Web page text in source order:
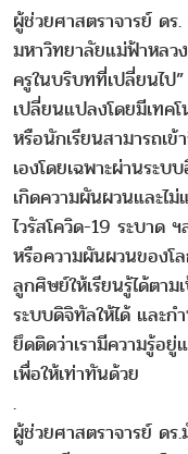
ผู้ช่วยศาสตราจารย์ ด
มหาวิทยาลัยแม่ฟ้าหลว
ครูในบริบทที่เปลี่ยนไป
เปลี่ยนแปลงโดยมีเทค
หรือนักเรียนสามารถเ
เองโดยเฉพาะผ่านระ
เกิดความผันผวนและไ
ไวรัสโควิด-19 ระบาด
หรือความผันผวนของโ
ลูกศิษย์ให้เรียนรู้ได้ตาม
ระบบดิจิทัลให้ได้ และ
ยึดติดว่าเรามีความรู้อ
เพื่อให้เท่าทันด้วย
.
ผู้ช่วยศาสตราจารย์ ด